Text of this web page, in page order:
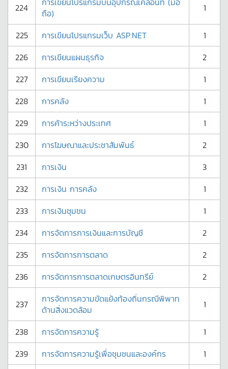
224
ถือ)
1
225 การเขียนโปรแกรมเว็บ ASP.NET
1
226
การเขียนแผนธุรกิจ
2
227
การเขียนเรียงความ
1
228
การคลัง
1
229
การค้าระหว่างประเทศ
1
230
การโฆษณาและประชาสัมพันธ์
2
231
การเงิน
3
232
การเงิน การคลัง
1
233
การเงินชุมชน
1
234
การจัดการการเงินและการบัญชี
2
235
การจัดการการตลาด
2
236
การจัดการการตลาดเกษตรอินทรีย์ 2
237
การจัดการความขัดแย้งท้องถิ่นกรณีพิพาท
ด้านสิ่งแวดล้อม
1
238 การจัดการความรู้
1
239
การจัดการความรู้เพื่อชุมชนและองค์กร
1